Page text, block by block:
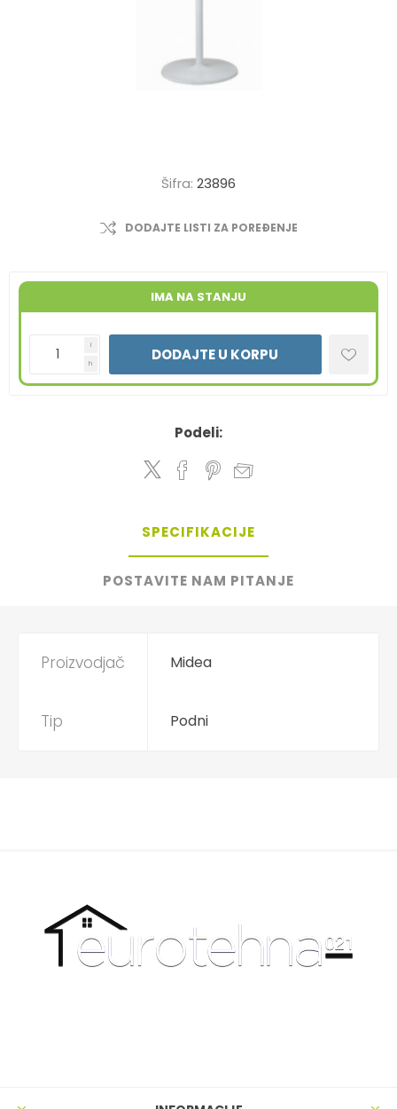
Šifra: 23896
DODAJTE LISTI ZA POREĐENJE
IMA NA STANJU
i
h DODAJTE U KORPU
Podeli:
SPECIFIKACIJE
POSTAVITE NAM PITANJE
Proizvodjač Midea
Tip Podni